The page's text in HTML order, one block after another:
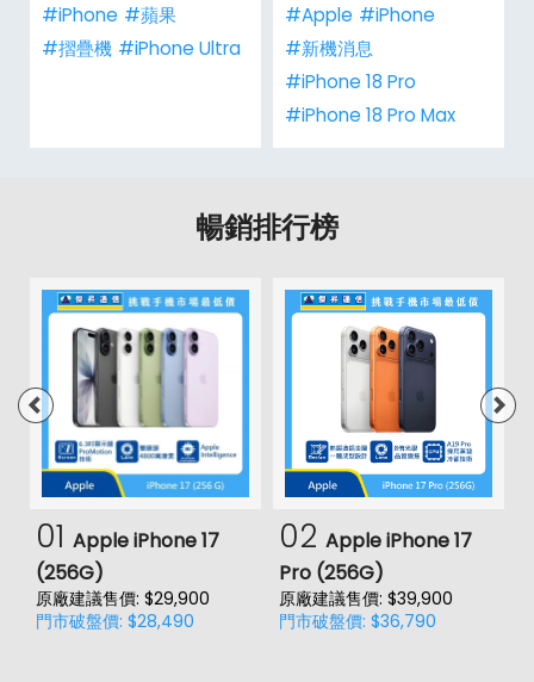
#iPhone #蘋果
#摺疊機 #iPhone Ultra
#Apple #iPhone
#新機消息
#iPhone 18 Pro
#iPhone 18 Pro Max
暢銷排行榜
01 Apple iPhone 17
(256G)
原廠建議售價: $29,900
門市破盤價: $28,490
02 Apple iPhone 17
Pro (256G)
原廠建議售價: $39,900
門市破盤價: $36,790